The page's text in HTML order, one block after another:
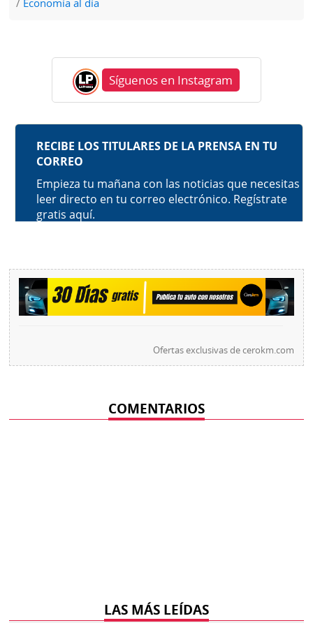
Economía al día
Síguenos en Instagram
Ofertas exclusivas decerokm.com
COMENTARIOS
LAS MÁS LEÍDAS